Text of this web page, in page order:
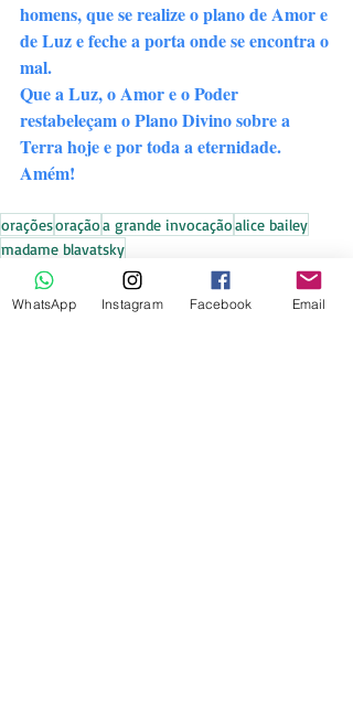
homens, que se realize o plano de Amor e
de Luz e feche a porta onde se encontra o
mal.
Que a Luz, o Amor e o Poder
restabeleçam o Plano Divino sobre a
Terra hoje e por toda a eternidade.
Amém!
oraçõesoraçãoa grande invocaçãoalice bailey
madame blavatsky
Grande Fraternidade Branca
Orações
WhatsApp Instagram Facebook Email